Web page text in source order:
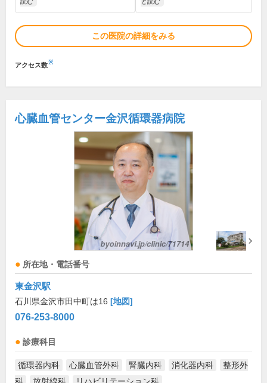
この医院の詳細をみる
アクセス数※
心臓血管センター金沢循環器病院
所在地・電話番号
東金沢駅
石川県金沢市田中町は16 [地図]
076-253-8000
診療科目
循環器内科 心臓血管外科 腎臓内科 消化器内科
整形外